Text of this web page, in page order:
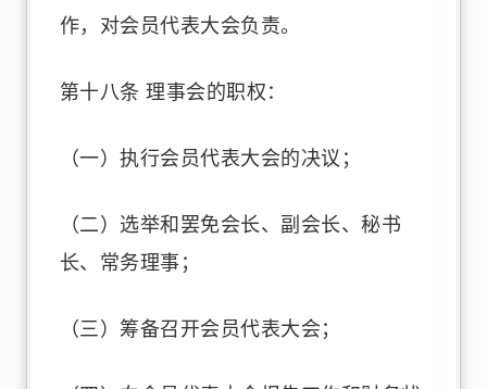
作，对会员代表大会负责。
第十八条 理事会的职权：
（一）执行会员代表大会的决议；
（二）选举和罢免会长、副会长、秘书
长、常务理事；
（三）筹备召开会员代表大会；